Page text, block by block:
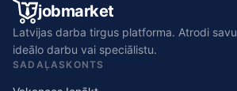
jobmarket
Latvijas darba tirgus platforma. Atrodi savu
ideālo darbu vai speciālistu.
SADAĻAS KONTS